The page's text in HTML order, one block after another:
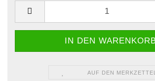
AUF DEN MERKZETTEL